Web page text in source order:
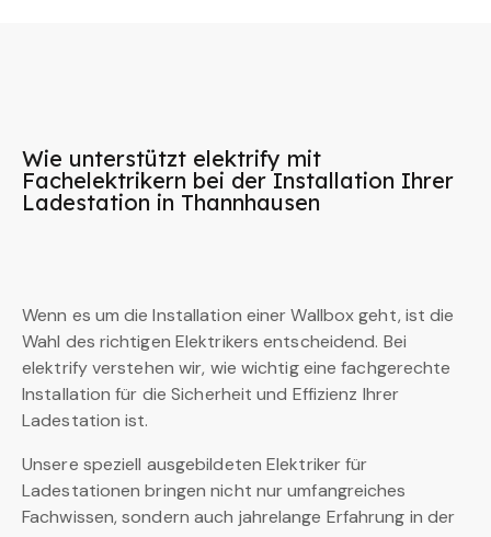
Wie unterstützt elektrify mit
Fachelektrikern bei der Installation Ihrer
Ladestation in Thannhausen
Wenn es um die Installation einer Wallbox geht, ist die
Wahl des richtigen Elektrikers entscheidend. Bei
elektrify verstehen wir, wie wichtig eine fachgerechte
Installation für die Sicherheit und Effizienz Ihrer
Ladestation ist.
Unsere speziell ausgebildeten Elektriker für
Ladestationen bringen nicht nur umfangreiches
Fachwissen, sondern auch jahrelange Erfahrung in der